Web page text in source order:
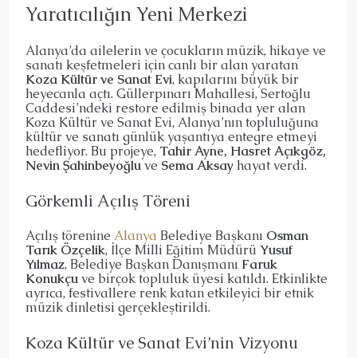
Yaratıcılığın Yeni Merkezi
Alanya’da ailelerin ve çocukların müzik, hikaye ve
sanatı keşfetmeleri için canlı bir alan yaratan
Koza Kültür ve Sanat Evi, kapılarını büyük bir
heyecanla açtı. Güllerpınarı Mahallesi, Sertoğlu
Caddesi’ndeki restore edilmiş binada yer alan
Koza Kültür ve Sanat Evi, Alanya’nın topluluğuna
kültür ve sanatı günlük yaşantıya entegre etmeyi
hedefliyor. Bu projeye, Tahir Ayne, Hasret Açıkgöz,
Nevin Şahinbeyoğluve Sema Aksay hayat verdi.
Görkemli Açılış Töreni
Açılış törenine Alanya Belediye Başkanı Osman
Tarık Özçelik, İlçe Milli Eğitim Müdürü Yusuf
Yılmaz, Belediye Başkan Danışmanı Faruk
Konukçuve birçok topluluk üyesi katıldı. Etkinlikte
ayrıca, festivallere renk katan etkileyici bir etnik
müzik dinletisi gerçekleştirildi.
Koza Kültür ve Sanat Evi’nin Vizyonu